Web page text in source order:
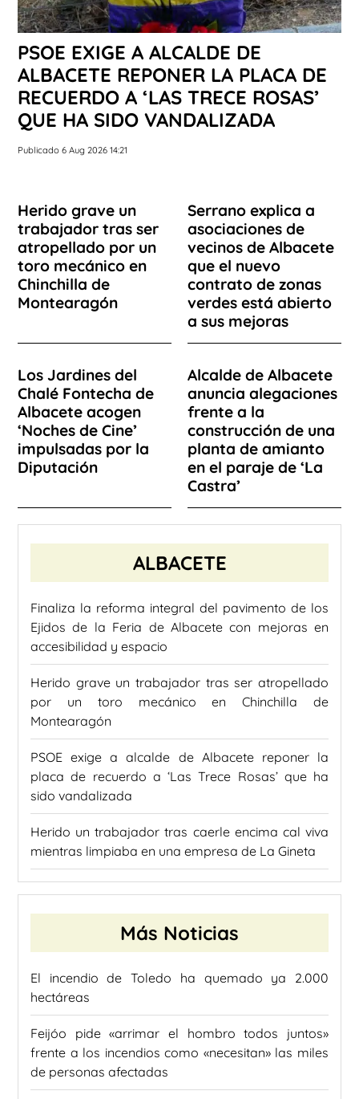
PSOE EXIGE A ALCALDE DE
ALBACETE REPONER LA PLACA DE
RECUERDO A ‘LAS TRECE ROSAS’
QUE HA SIDO VANDALIZADA
Publicado 6 Aug 2026 14:21
Herido grave un
trabajador tras ser
atropellado por un
toro mecánico en
Chinchilla de
Montearagón
Serrano explica a
asociaciones de
vecinos de Albacete
que el nuevo
contrato de zonas
verdes está abierto
a sus mejoras
Los Jardines del
Chalé Fontecha de
Albacete acogen
‘Noches de Cine’
impulsadas por la
Diputación
Alcalde de Albacete
anuncia alegaciones
frente a la
construcción de una
planta de amianto
en el paraje de ‘La
Castra’
ALBACETE
Finaliza la reforma integral del pavimento de los
Ejidos de la Feria de Albacete con mejoras en
accesibilidad y espacio
Herido grave un trabajador tras ser atropellado
por un toro mecánico en Chinchilla de
Montearagón
PSOE exige a alcalde de Albacete reponer la
placa de recuerdo a ‘Las Trece Rosas’ que ha
sido vandalizada
Herido un trabajador tras caerle encima cal viva
mientras limpiaba en una empresa de La Gineta
Más Noticias
El incendio de Toledo ha quemado ya 2.000
hectáreas
Feijóo pide «arrimar el hombro todos juntos»
frente a los incendios como «necesitan» las miles
de personas afectadas